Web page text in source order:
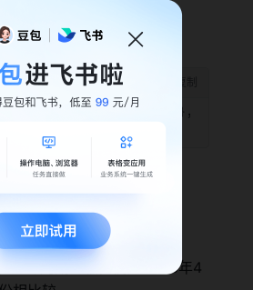
和
节点},match(each.{名称},"开始
什么时间？
统计周期比较，例如2023年4